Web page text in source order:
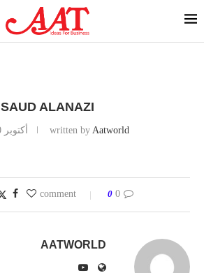
SAUD ALANAZI
written by Aatworld أكتوبر 30, 2024
0 comment
0
AATWORLD